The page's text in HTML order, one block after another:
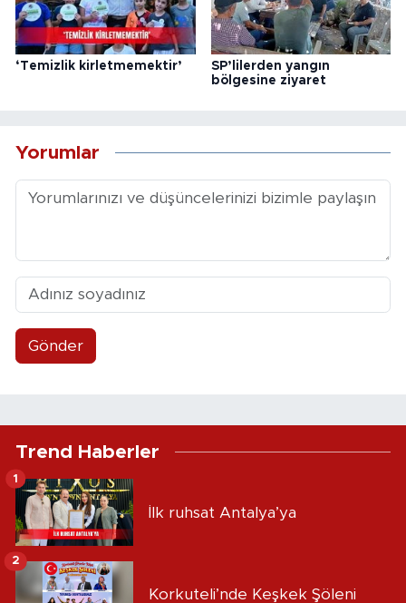
‘Temizlik kirletmemektir’
SP’lilerden yangın
bölgesine ziyaret
Yorumlar
Gönder
Trend Haberler
İlk ruhsat Antalya’ya
1
Korkuteli’nde Keşkek Şöleni
2